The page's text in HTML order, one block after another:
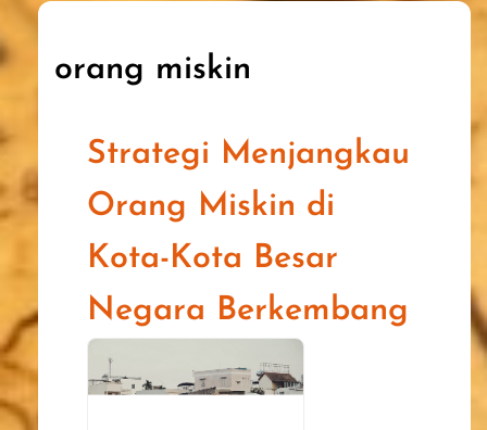
orang miskin
Strategi Menjangkau
Orang Miskin di
Kota-Kota Besar
Negara Berkembang